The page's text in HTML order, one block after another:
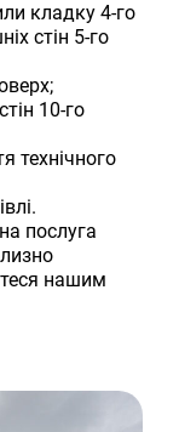
кладку 4-го
стін 5-го
10-го
технічного
послуга
нашим